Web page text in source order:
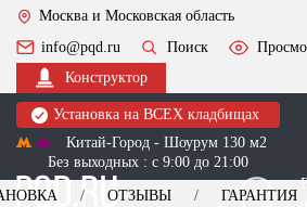
Москва и Московская область
info@pqd.ru
Поиск
Конструктор
Установка на ВСЕХ кладбищах
Китай-Город - Шоурум 130 м2
Без выходных : с 9:00 до 21:00
ОТЗЫВЫ ГАРАНТИЯ